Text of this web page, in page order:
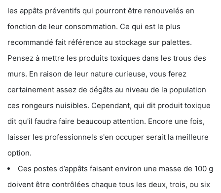
les appâts préventifs qui pourront être renouvelés en
fonction de leur consommation. Ce qui est le plus
recommandé fait référence au stockage sur palettes.
Pensez à mettre les produits toxiques dans les trous des
murs. En raison de leur nature curieuse, vous ferez
certainement assez de dégâts au niveau de la population
ces rongeurs nuisibles. Cependant, qui dit produit toxique
dit qu'il faudra faire beaucoup attention. Encore une fois,
laisser les professionnels s'en occuper serait la meilleure
option.
Ces postes d’appâts faisant environ une masse de 100 g
doivent être contrôlées chaque tous les deux, trois, ou six